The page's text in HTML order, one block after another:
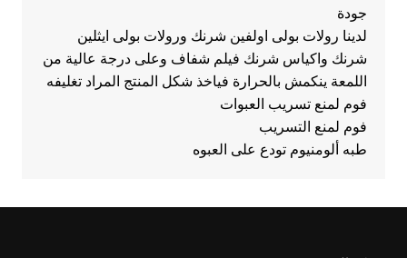
جودة
لدينا رولات بولى اولفين شرنك ورولات بولى ايثلين
شرنك واكياس شرنك فيلم شفاف وعلى درجة عالية من
اللمعة ينكمش بالحرارة فياخذ شكل المنتج المراد تغليفه
فوم لمنع تسريب العبوات
فوم لمنع التسريب
طبه ألومنيوم تودع على العبوه